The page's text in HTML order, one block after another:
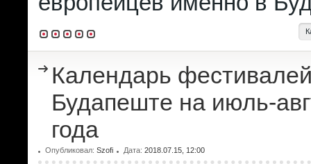
Календарь
Будапеште на июль-
года
Опубликовал: Szofi Дата: 2018.07.15, 12:00